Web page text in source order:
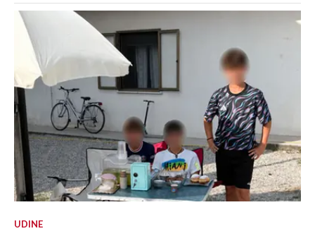
UDINE